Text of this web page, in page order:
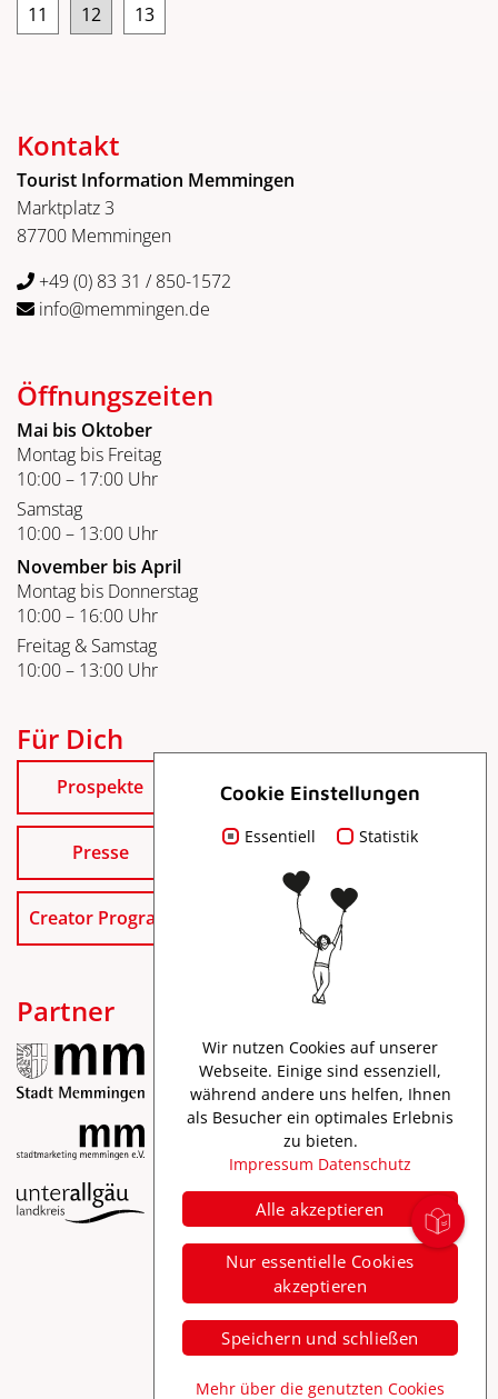
11 12 13
Kontakt
Tourist Information Memmingen
Marktplatz 3
87700 Memmingen
+49 (0) 83 31 / 850-1572
info@memmingen.de
Öffnungszeiten
Mai bis Oktober
Montag bis Freitag
10:00 – 17:00 Uhr
Samstag
10:00 – 13:00 Uhr
November bis April
Montag bis Donnerstag
10:00 – 16:00 Uhr
Freitag & Samstag
10:00 – 13:00 Uhr
Für Dich
Prospekte
Presse
Creator Program
Partner
Impressum
Datenschutz
Barrierefreiheit
Cookie Einstellungen
Essentiell Statistik
Wir nutzen Cookies auf unserer
Webseite. Einige sind essenziell,
während andere uns helfen, Ihnen
als Besucher ein optimales Erlebnis
zu bieten.
Impressum Datenschutz
Alle akzeptieren
Nur essentielle Cookies
akzeptieren
Speichern und schließen
Mehr über die genutzten Cookies